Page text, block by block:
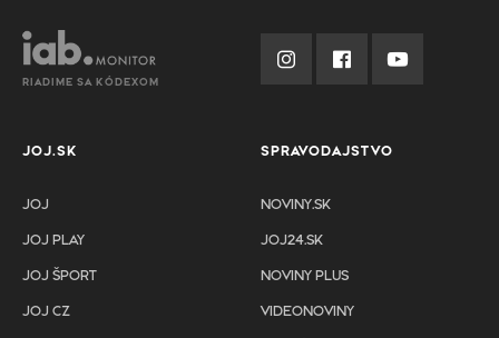
RIADIME SA KÓDEXOM
JOJ.SK
JOJ
JOJ PLAY
JOJ ŠPORT
JOJ CZ
SPRAVODAJSTVO
NOVINY.SK
JOJ24.SK
NOVINY PLUS
VIDEONOVINY